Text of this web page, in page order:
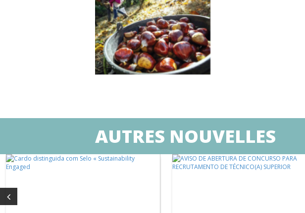
AUTRES NOUVELLES